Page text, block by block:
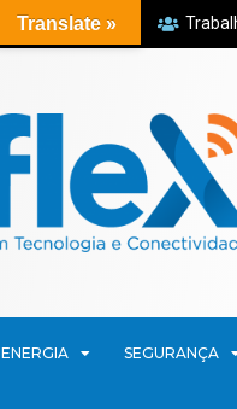
ENERGIA SEGURANÇA
Translate »